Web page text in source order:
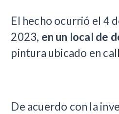
El hecho ocurrió el 4
2023, en un local de
pintura ubicado en
De acuerdo con la